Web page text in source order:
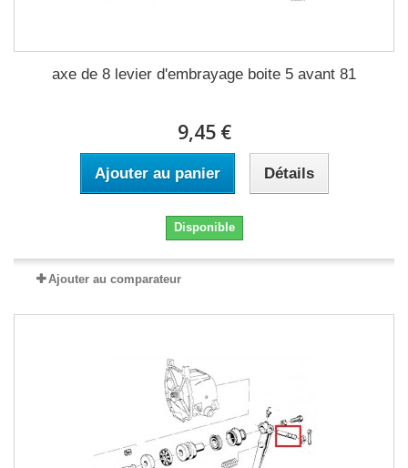
axe de 8 levier d'embrayage boite 5 avant 81
9,45 €
Ajouter au panier Détails
Disponible
Ajouter au comparateur